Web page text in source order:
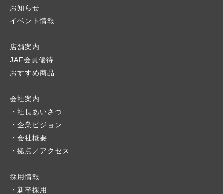
お知らせ
イベント情報
店舗案内
JAF会員優待
おすすめ商品
会社案内
社長あいさつ
企業ビジョン
会社概要
拠点／アクセス
採用情報
新卒採用